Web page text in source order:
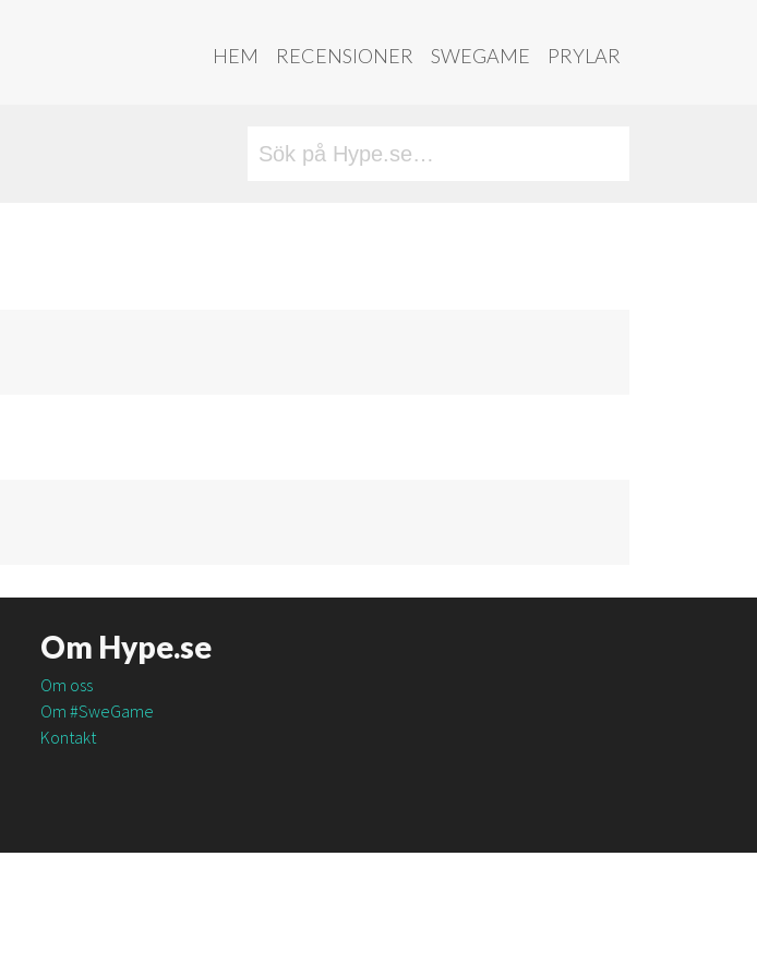
HEM RECENSIONER SWEGAME PRYLAR
Om Hype.se
Om oss
Om #SweGame
Kontakt